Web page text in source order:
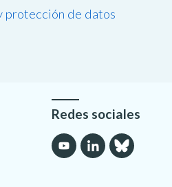
protección de datos
Redes sociales